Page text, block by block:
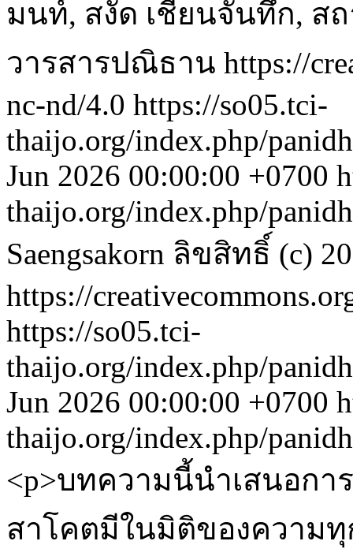
มนท์, สงัด เชียนจันทึก, ส
วารสารปณิธาน https://
nc-nd/4.0 https://so05.tci-
thaijo.org/index.php/
Jun 2026 00:00:00 +0700
thaijo.org/index.php/
Saengsakorn ลิขสิทธิ์ (c)
https://
https://so05.tci-
thaijo.org/index.php/
Jun 2026 00:00:00 +0700
thaijo.org/index.php/
<p>บทความนี้นำเสนอกา
สาโคตมีในมิติของความทุ